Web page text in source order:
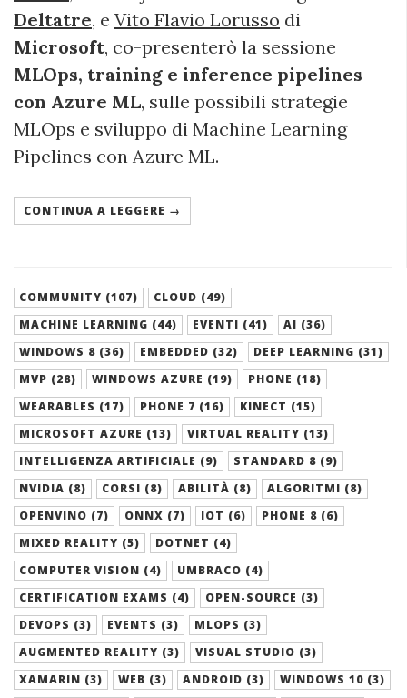
Deltatre, e Vito Flavio Lorusso di
Microsoft, co-presenterò la sessione
MLOps, training e inference pipelines
con Azure ML, sulle possibili strategie
MLOps e sviluppo di Machine Learning
Pipelines con Azure ML.
CONTINUA A LEGGERE →
COMMUNITY (107)
CLOUD (49)
MACHINE LEARNING (44)
EVENTI (41)
AI (36)
WINDOWS 8 (36)
EMBEDDED (32)
DEEP LEARNING (31)
MVP (28)
WINDOWS AZURE (19)
PHONE (18)
WEARABLES (17)
PHONE 7 (16)
KINECT (15)
MICROSOFT AZURE (13)
VIRTUAL REALITY (13)
INTELLIGENZA ARTIFICIALE (9)
STANDARD 8 (9)
NVIDIA (8)
CORSI (8) ABILITÀ (8)
ALGORITMI (8)
OPENVINO (7)
ONNX (7) IOT (6)
PHONE 8 (6)
MIXED REALITY (5)
DOTNET (4)
COMPUTER VISION (4)
UMBRACO (4)
CERTIFICATION EXAMS (4)
OPEN-SOURCE (3)
DEVOPS (3)
EVENTS (3)
MLOPS (3)
AUGMENTED REALITY (3)
VISUAL STUDIO (3)
XAMARIN (3)
WEB (3) ANDROID (3)
WINDOWS 10 (3)